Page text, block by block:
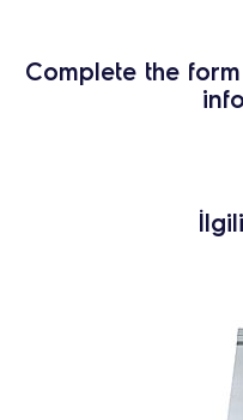
Complete the